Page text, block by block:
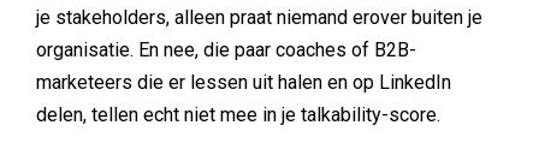
je stakeholders, alleen praat niemand erover buiten je
organisatie. En nee, die paar coaches of B2B-
marketeers die er lessen uit halen en op LinkedIn
delen, tellen echt niet mee in je talkability-score.